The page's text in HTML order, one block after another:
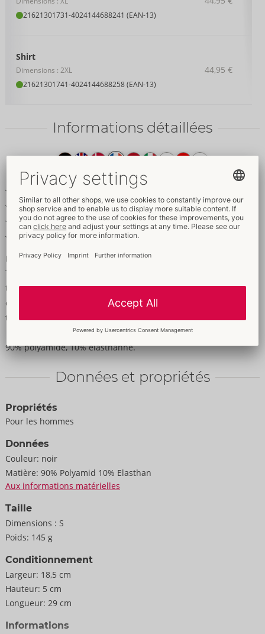
21621301731-4024144688241 (EAN-13)
Shirt
Dimensions : 2XL
21621301741-4024144688258 (EAN-13)
44,95 €
Informations détaillées
Texte
produit
T-shirt soulignant avec petite manche
Look transparent à rayures transversales
Col montant stylé
Doux & élastique pour un grand confort
La puissance masculine des rayures !
T-shirt soulignant de Svenjoyment dans un look noir et
transparent à rayures transversales. Avec un col montant stylé
et une petite manche. Élastique sur tout le pourtour et doux au
toucher pour un confort maximal.
90% polyamide, 10% élasthanne.
Données et propriétés
Propriétés
Pour les hommes
Données
Couleur: noir
Matière: 90% Polyamid 10% Elasthan
Aux informations matérielles
Taille
Dimensions : S
Poids: 145 g
Conditionnement
Largeur: 18,5 cm
Hauteur: 5 cm
Longueur: 29 cm
Informations